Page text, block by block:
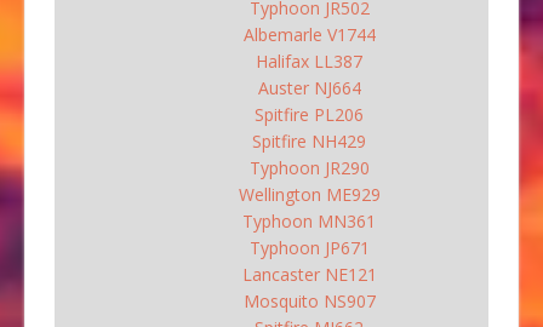
Typhoon JR502
Albemarle V1744
Halifax LL387
Auster NJ664
Spitfire PL206
Spitfire NH429
Typhoon JR290
Wellington ME929
Typhoon MN361
Typhoon JP671
Lancaster NE121
Mosquito NS907